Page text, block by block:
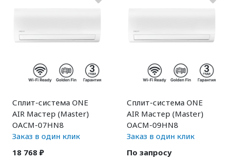
Сплит-система ONE
AIR Мастер (Master)
OACM-07HN8
Заказ в один клик
18 768 ₽
Сплит-система ONE
AIR Мастер (Master)
OACM-09HN8
Заказ в один клик
По запросу